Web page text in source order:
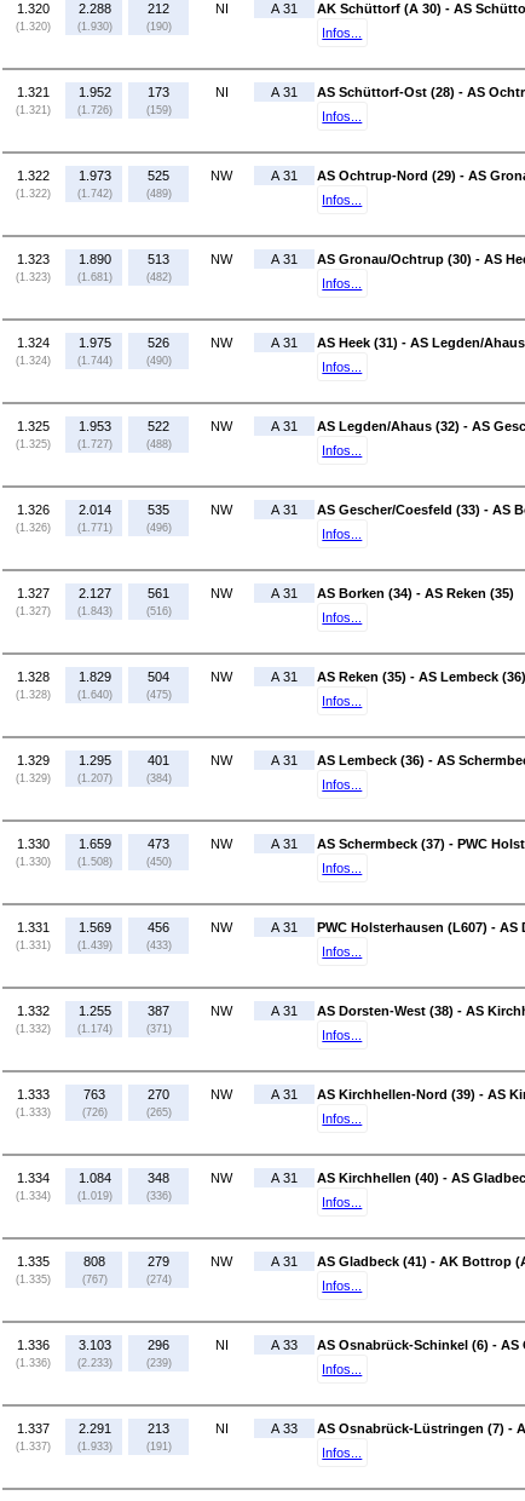
1.320
(1.320)
2.288
(1.930)
212
(190)
NI A 31
AK Schüttorf (A 30) - AS
Infos...
1.321
(1.321)
1.952
(1.726)
173
(159)
NI A 31
AS Schüttorf-Ost (28) - AS
Infos...
1.322
(1.322)
1.973
(1.742)
525
(489)
NW A 31
AS Ochtrup-Nord (29) - AS
Infos...
1.323
(1.323)
1.890
(1.681)
513
(482)
NW A 31
AS Gronau/Ochtrup (30) - AS
Infos...
1.324
(1.324)
1.975
(1.744)
526
(490)
NW A 31
AS Heek (31) - AS Legden/
Infos...
1.325
(1.325)
1.953
(1.727)
522
(488)
NW A 31
AS Legden/Ahaus (32) - AS
Infos...
1.326
(1.326)
2.014
(1.771)
535
(496)
NW A 31
AS Gescher/Coesfeld (33) - AS
Infos...
1.327
(1.327)
2.127
(1.843)
561
(516)
NW A 31
AS Borken (34) - AS Reken (35)
Infos...
1.328
(1.328)
1.829
(1.640)
504
(475)
NW A 31
AS Reken (35) - AS Lembeck (36)
Infos...
1.329
(1.329)
1.295
(1.207)
401
(384)
NW A 31
AS Lembeck (36) - AS
Infos...
1.330
(1.330)
1.659
(1.508)
473
(450)
NW A 31
AS Schermbeck (37) - PWC
Infos...
1.331
(1.331)
1.569
(1.439)
456
(433)
NW A 31
PWC Holsterhausen (L607) - AS
Infos...
1.332
(1.332)
1.255
(1.174)
387
(371)
NW A 31
AS Dorsten-West (38) - AS
Infos...
1.333
(1.333)
763
(726)
270
(265)
NW A 31
AS Kirchhellen-Nord (39) - AS
Infos...
1.334
(1.334)
1.084
(1.019)
348
(336)
NW A 31
AS Kirchhellen (40) - AS
Infos...
1.335
(1.335)
808
(767)
279
(274)
NW A 31
AS Gladbeck (41) - AK Bottrop
Infos...
1.336
(1.336)
3.103
(2.233)
296
(239)
NI A 33
AS Osnabrück-Schinkel (6) -
Infos...
1.337
(1.337)
2.291
(1.933)
213
(191)
NI A 33
AS Osnabrück-Lüstringen (7) -
Infos...